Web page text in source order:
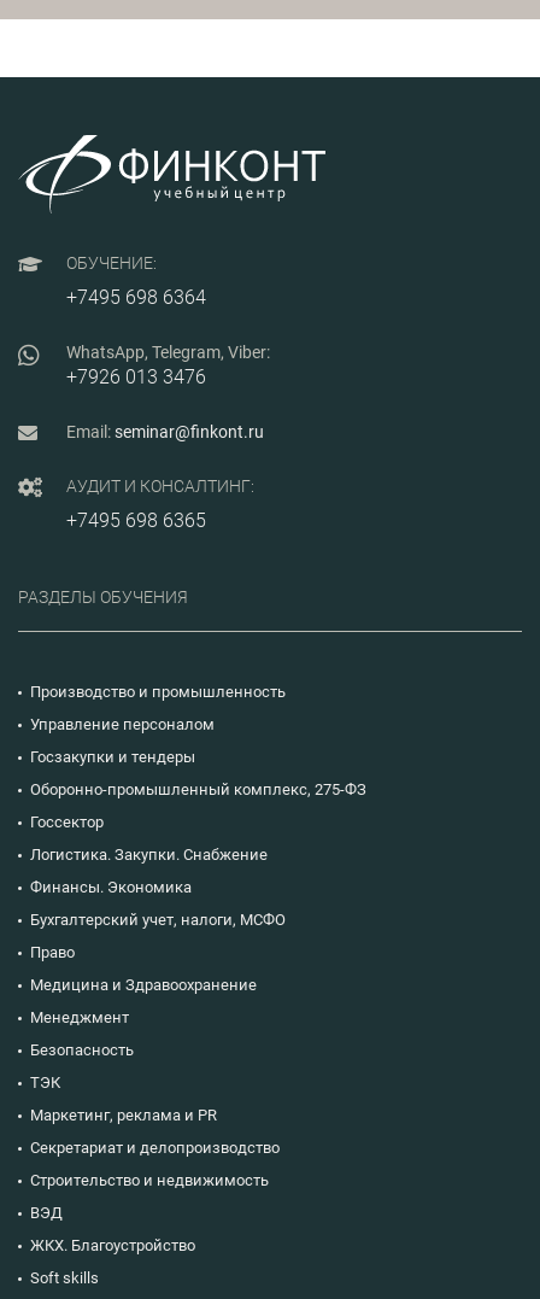
действия
ОБУЧЕНИЕ:
+7495 698 6364
WhatsApp, Telegram, Viber:
+7926 013 3476
Email:seminar@finkont.ru
АУДИТ И КОНСАЛТИНГ:
+7495 698 6365
РАЗДЕЛЫ ОБУЧЕНИЯ
Производство и промышленность
Управление персоналом
Госзакупки и тендеры
Оборонно-промышленный комплекс, 275-ФЗ
Госсектор
Логистика. Закупки. Снабжение
Финансы. Экономика
Бухгалтерский учет, налоги, МСФО
Право
Медицина и Здравоохранение
Менеджмент
Безопасность
ТЭК
Маркетинг, реклама и PR
Секретариат и делопроизводство
Строительство и недвижимость
ВЭД
ЖКХ. Благоустройство
Soft skills